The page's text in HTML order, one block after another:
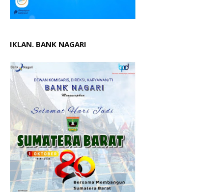
IKLAN. BANK NAGARI